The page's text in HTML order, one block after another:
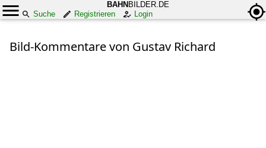
BAHN BILDER.DE
Suche
Registrieren Login
Bild-Kommentare von Gustav Richard